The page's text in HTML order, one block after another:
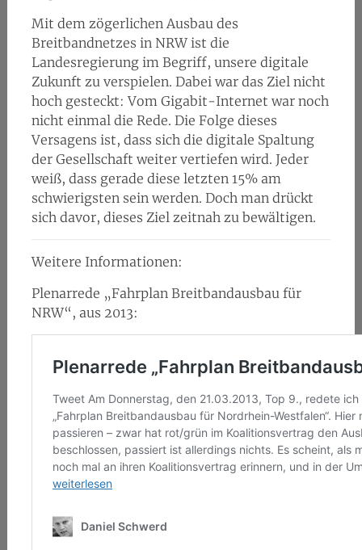
Mit dem zögerlichen Ausbau des
Breitbandnetzes in NRW ist die
Landesregierung im Begriff, unsere digitale
Zukunft zu verspielen. Dabei war das Ziel nicht
hoch gesteckt: Vom Gigabit-Internet war noch
nicht einmal die Rede. Die Folge dieses
Versagens ist, dass sich die digitale Spaltung
der Gesellschaft weiter vertiefen wird. Jeder
weiß, dass gerade diese letzten 15% am
schwierigsten sein werden. Doch man drückt
sich davor, dieses Ziel zeitnah zu bewältigen.
Weitere Informationen:
Plenarrede „Fahrplan Breitbandausbau für
NRW“, aus 2013: